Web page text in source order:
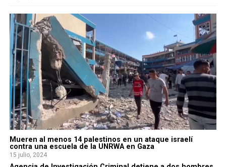
Mueren al menos 14 palestinos en un ataque israelí
contra una escuela de la UNRWA en Gaza
15 julio, 2024